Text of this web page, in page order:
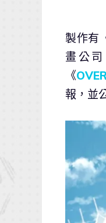
製作有
畫公
《
報，並